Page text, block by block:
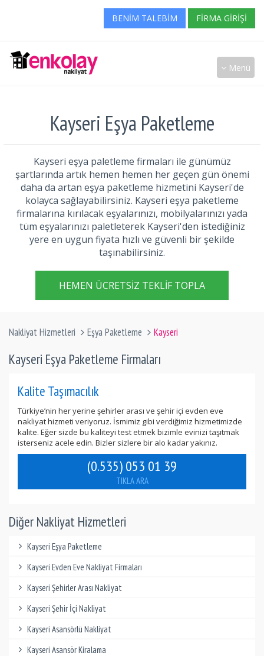
BENIM TALEBIM FIRMA GIRIŞI
Menü
Kayseri Eşya Paketleme
Kayseri eşya paletleme firmaları ile günümüz
şartlarında artık hemen hemen her geçen gün önemi
daha da artan eşya paketleme hizmetini Kayseri'de
kolayca sağlayabilirsiniz. Kayseri eşya paketleme
firmalarına kırılacak eşyalarınızı, mobilyalarınızı yada
tüm eşyalarınızı paletleterek Kayseri'den istediğiniz
yere en uygun fiyata hızlı ve güvenli bir şekilde
taşınabilirsiniz.
HEMEN ÜCRETSIZ TEKLIF TOPLA
Nakliyat Hizmetleri Eşya Paketleme Kayseri
Kayseri Eşya Paketleme Firmaları
Kalite Taşımacılık
Türkiye’nin her yerine şehirler arası ve şehir içi evden eve
nakliyat hizmeti veriyoruz. İsmimiz gibi verdiğimiz hizmetimizde
kalite. Eğer sizde bu kaliteyi test etmek bizimle evinizi taşıtmak
isterseniz acele edin. Bizler sizlere bir alo kadar yakınız.
(0.535) 053 01 39
TIKLA ARA
Diğer Nakliyat Hizmetleri
Kayseri Eşya Paketleme
Kayseri Evden Eve Nakliyat Firmaları
Kayseri Şehirler Arası Nakliyat
Kayseri Şehir İçi Nakliyat
Kayseri Asansörlü Nakliyat
Kayseri Asansör Kiralama